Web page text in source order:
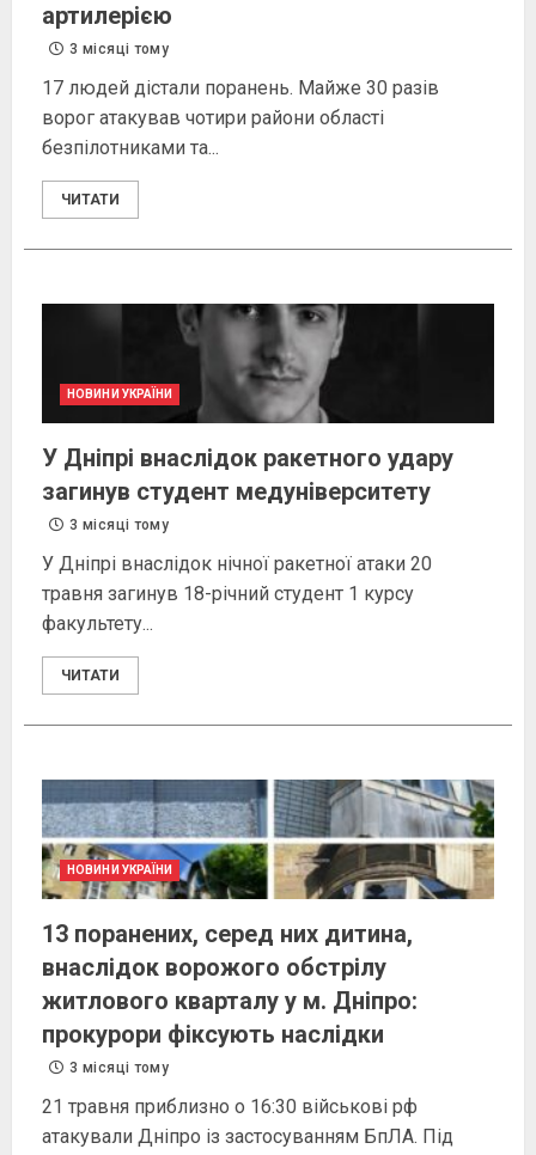
артилерією
3 місяці тому
17 людей дістали поранень. Майже 30 разів
ворог атакував чотири райони області
безпілотниками та...
ЧИТАТИ
НОВИНИ УКРАЇНИ
У Дніпрі внаслідок ракетного удару
загинув студент медуніверситету
3 місяці тому
У Дніпрі внаслідок нічної ракетної атаки 20
травня загинув 18-річний студент 1 курсу
факультету...
ЧИТАТИ
НОВИНИ УКРАЇНИ
13 поранених, серед них дитина,
внаслідок ворожого обстрілу
житлового кварталу у м. Дніпро:
прокурори фіксують наслідки
3 місяці тому
21 травня приблизно о 16:30 військові рф
атакували Дніпро із застосуванням БпЛА. Під